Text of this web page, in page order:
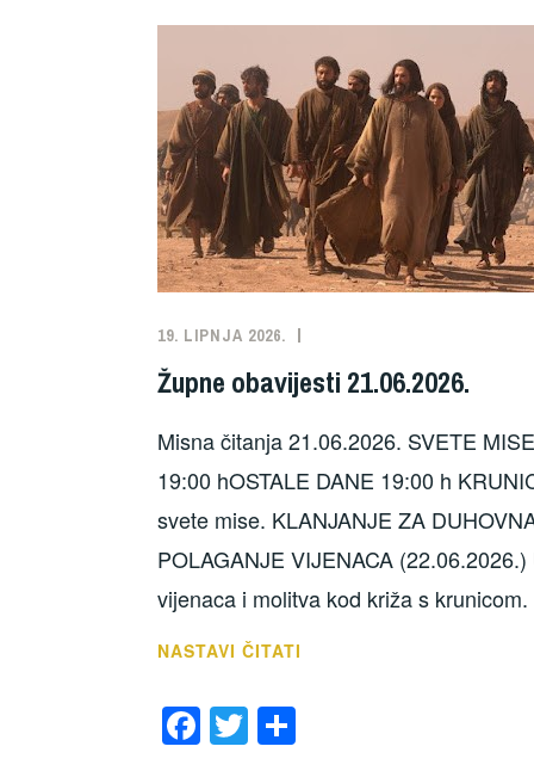
30.07.2026.
e
b
o
o
k
er e
19. LIPNJA 2026.
Župne obavijesti 21.06.2026.
Misna čitanja 21.06.2026. SVETE
19:00 hOSTALE DANE 19:00 h
svete mise. KLANJANJE ZA
POLAGANJE VIJENACA
vijenaca i molitva kod križa s
NASTAVI ČITATI
F T